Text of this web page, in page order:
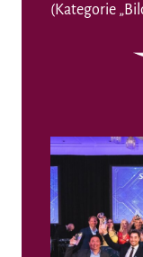
(Kategorie